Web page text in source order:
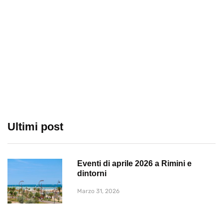
Ultimi post
Eventi di aprile 2026 a Rimini e
dintorni
Marzo 31, 2026